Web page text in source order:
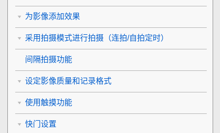
为影像添加效果
采用拍摄模式进行拍摄（连拍/自拍定时）
间隔拍摄功能
设定影像质量和记录格式
使用触摸功能
快门设置